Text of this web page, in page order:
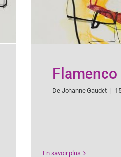
Flamenco
De Johanne Gaudet |
En savoir plus